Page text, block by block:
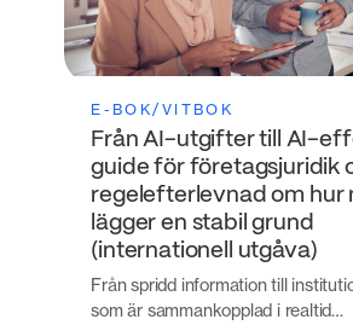
E-BOK/VITBOK
Från AI-utgifter till AI-
guide för företagsjuridik
regelefterlevnad om hur
lägger en stabil grund
(internationell utgåva)
Från spridd information till
som är sammankopplad i realtid…